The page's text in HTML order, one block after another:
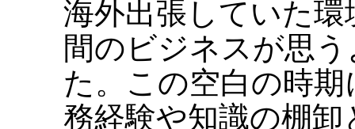
海外出張していた
間のビジネスが思
た。この空白の時
務経験や知識の棚